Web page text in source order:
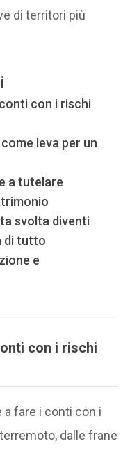
di territori più
con i rischi
leva per un
a tutelare
svolta diventi
di tutto
e
con i rischi
a fare i conti con i
dalle frane